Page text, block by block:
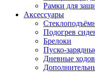
Рамки для
Аксессуары
Подогрев
Брелоки
Пуско-
Дневные